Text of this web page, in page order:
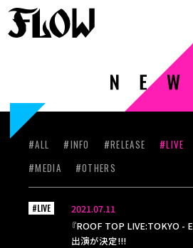
#ALL #INFO #RELEASE
#LIVE
#MEDIA
#OTHERS
2021.07.11
『ROOF TOP LIVE:TOKYO -
出演が決定!!!
#LIVE